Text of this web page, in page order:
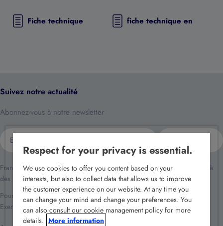
Fiche technique fiche technique en
Suivez notre actualité
Abonnez-vous à notre newsletter
mail
France Sécurité traite vos données dans le cadre de la relation client et à
des fins de prospection commerciale.
Pour en savoir plus reportez-vous à notre
politique de confidentialité
Exercez vos droits en écrivant àrgpd@france-securite.fr .
Respect for your privacy is essential.
We use cookies to offer you content based on your
interests, but also to collect data that allows us to improve
the customer experience on our website. At any time you
can change your mind and change your preferences. You
can also consult our cookie management policy for more
details. More information